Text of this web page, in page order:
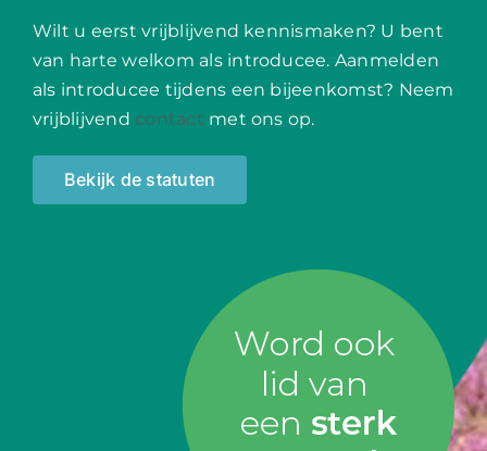
Wilt u eerst vrijblijvend kennismaken? U bent
van harte welkom als introducee. Aanmelden
als introducee tijdens een bijeenkomst? Neem
vrijblijvend contact met ons op.
Bekijk de statuten